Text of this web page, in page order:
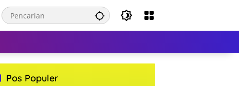
Pos Populer